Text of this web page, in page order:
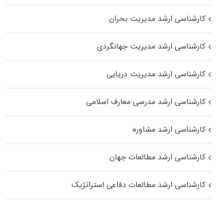
کارشناسی ارشد مدیریت بحران
کارشناسی ارشد مدیریت جهانگردی
کارشناسی ارشد مدیریت دریایی
کارشناسی ارشد مدرسی معارف اسلامی
کارشناسی ارشد مشاوره
کارشناسی ارشد مطالعات جهان
کارشناسی ارشد مطالعات دفاعی استراتژیک